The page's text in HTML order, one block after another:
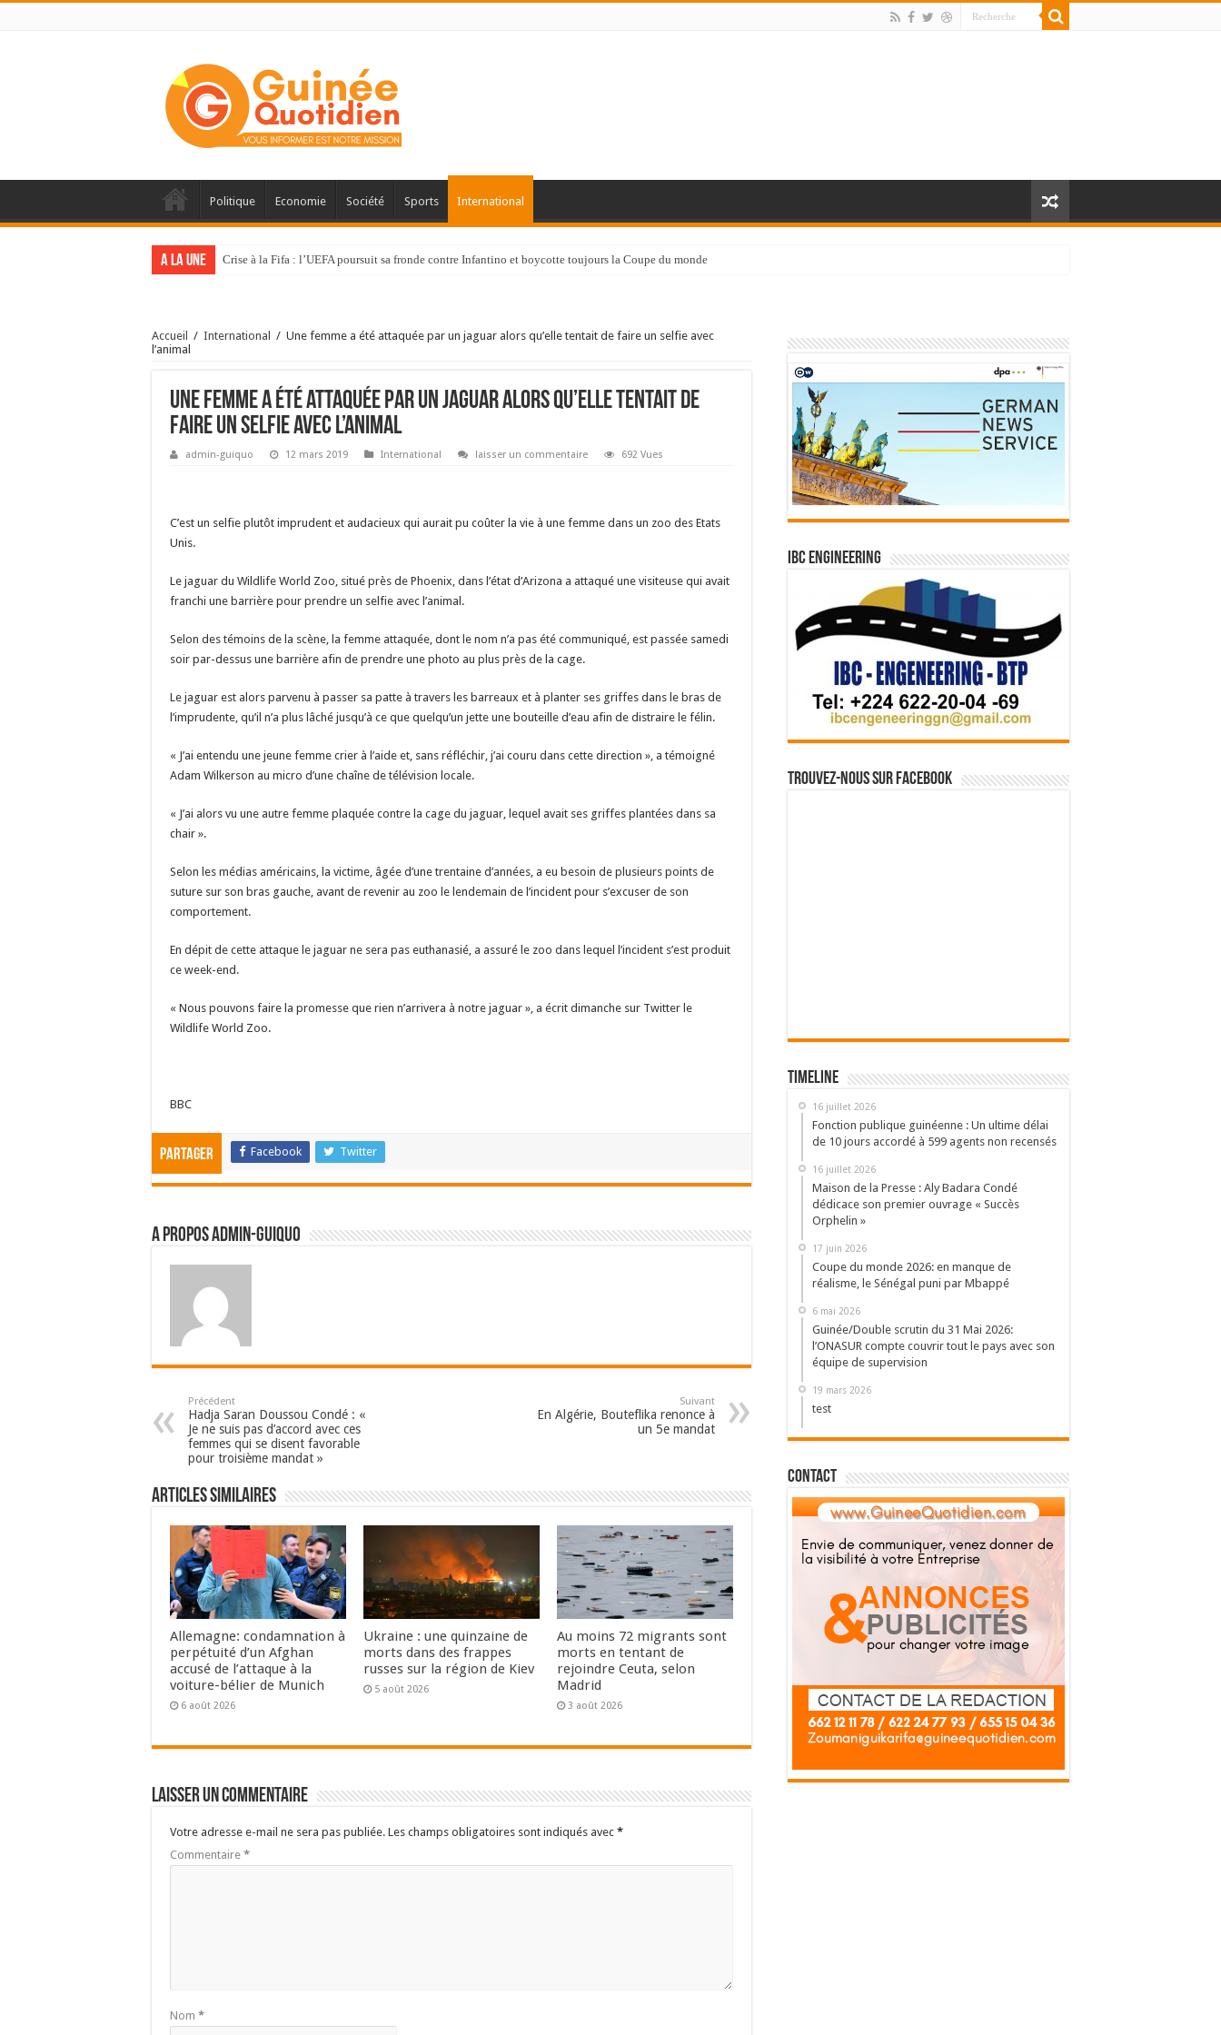
Politique Economie Société Sports International
A la une Crise à la Fifa : l’UEFA poursuit sa fronde contre Infantino et boycotte toujours la Coupe du monde
Accueil / International / Une femme a été attaquée par un jaguar alors qu’elle tentait de faire un selfie avec
l’animal
Une femme a été attaquée par un jaguar alors qu’elle tentait de
faire un selfie avec l’animal
admin-guiquo 12 mars 2019 International laisser un commentaire 692 Vues
C’est un selfie plutôt imprudent et audacieux qui aurait pu coûter la vie à une femme dans un zoo des Etats
Unis.
Le jaguar du Wildlife World Zoo, situé près de Phoenix, dans l’état d’Arizona a attaqué une visiteuse qui avait
franchi une barrière pour prendre un selfie avec l’animal.
Selon des témoins de la scène, la femme attaquée, dont le nom n’a pas été communiqué, est passée samedi
soir par-dessus une barrière afin de prendre une photo au plus près de la cage.
Le jaguar est alors parvenu à passer sa patte à travers les barreaux et à planter ses griffes dans le bras de
l’imprudente, qu’il n’a plus lâché jusqu’à ce que quelqu’un jette une bouteille d’eau afin de distraire le félin.
« J’ai entendu une jeune femme crier à l’aide et, sans réfléchir, j’ai couru dans cette direction », a témoigné
Adam Wilkerson au micro d’une chaîne de télévision locale.
« J’ai alors vu une autre femme plaquée contre la cage du jaguar, lequel avait ses griffes plantées dans sa
chair ».
Selon les médias américains, la victime, âgée d’une trentaine d’années, a eu besoin de plusieurs points de
suture sur son bras gauche, avant de revenir au zoo le lendemain de l’incident pour s’excuser de son
comportement.
En dépit de cette attaque le jaguar ne sera pas euthanasié, a assuré le zoo dans lequel l’incident s’est produit
ce week-end.
« Nous pouvons faire la promesse que rien n’arrivera à notre jaguar », a écrit dimanche sur Twitter le
Wildlife World Zoo.
BBC
Partager Facebook Twitter
A propos admin-guiquo
Précédent
Hadja Saran Doussou Condé : «
Je ne suis pas d’accord avec ces
femmes qui se disent favorable
pour troisième mandat »
Suivant
En Algérie, Bouteflika renonce à
un 5e mandat
Articles Similaires
Allemagne: condamnation à
perpétuité d’un Afghan
accusé de l’attaque à la
voiture-bélier de Munich
6 août 2026
Ukraine : une quinzaine de
morts dans des frappes
russes sur la région de Kiev
5 août 2026
Au moins 72 migrants sont
morts en tentant de
rejoindre Ceuta, selon
Madrid
3 août 2026
Laisser un commentaire
Votre adresse e-mail ne sera pas publiée. Les champs obligatoires sont indiqués avec *
Commentaire *
Nom *
IBC Engineering
Trouvez-nous sur Facebook
Timeline
16 juillet 2026
Fonction publique guinéenne : Un ultime délai
de 10 jours accordé à 599 agents non recensés
16 juillet 2026
Maison de la Presse : Aly Badara Condé
dédicace son premier ouvrage « Succès
Orphelin »
17 juin 2026
Coupe du monde 2026: en manque de
réalisme, le Sénégal puni par Mbappé
6 mai 2026
Guinée/Double scrutin du 31 Mai 2026:
l’ONASUR compte couvrir tout le pays avec son
équipe de supervision
19 mars 2026
test
Contact